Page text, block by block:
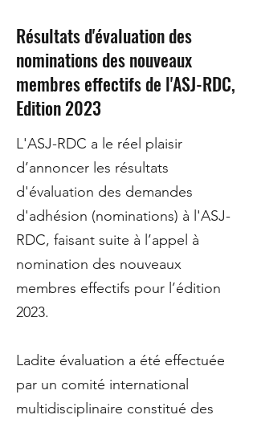
Résultats d'évaluation des
nominations des nouveaux
membres effectifs de l'ASJ-RDC,
Edition 2023
L'ASJ-RDC a le réel plaisir
d’annoncer les résultats
d'évaluation des demandes
d'adhésion (nominations) à l'ASJ-
RDC, faisant suite à l’appel à
nomination des nouveaux
membres effectifs pour l’édition
2023.
Ladite évaluation a été effectuée
par un comité international
multidisciplinaire constitué des